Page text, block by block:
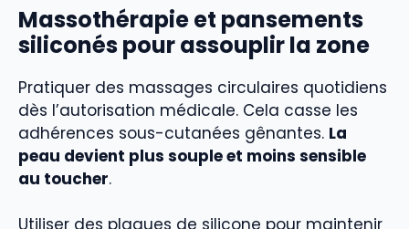
Massothérapie et pansements
siliconés pour assouplir la zone
Pratiquer des massages circulaires quotidiens
dès l’autorisation médicale. Cela casse les
adhérences sous-cutanées gênantes. La
peau devient plus souple et moins sensible
au toucher.
Utiliser des plaques de silicone pour maintenir